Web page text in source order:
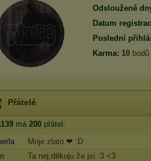
Odsloužené
Datum
Poslední
Karma: 10 bodů
Přátelé
má 200 přátel:
Moje zlato ❤ :D
Ta nej,děkuju že jsi :3 <3